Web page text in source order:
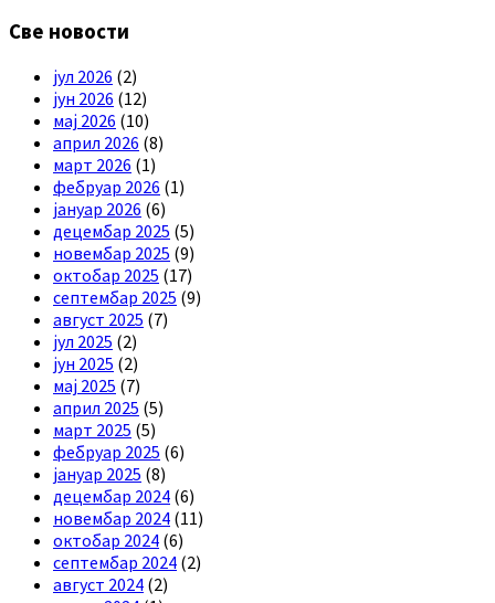
Све новости
јул 2026 (2)
јун 2026 (12)
мај 2026 (10)
април 2026 (8)
март 2026 (1)
фебруар 2026 (1)
јануар 2026 (6)
децембар 2025 (5)
новембар 2025 (9)
октобар 2025 (17)
септембар 2025 (9)
август 2025 (7)
јул 2025 (2)
јун 2025 (2)
мај 2025 (7)
април 2025 (5)
март 2025 (5)
фебруар 2025 (6)
јануар 2025 (8)
децембар 2024 (6)
новембар 2024 (11)
октобар 2024 (6)
септембар 2024 (2)
август 2024 (2)